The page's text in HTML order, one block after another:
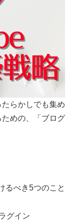
らかしでも集め
めの、「ブログ
るべき5つのこと
グイン